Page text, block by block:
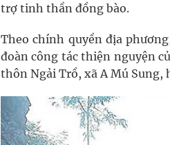
trợ tinh thần đồng bào.
Theo chính quyền địa
đoàn công tác thiện nguyện
thôn Ngải Trồ, xã A Mú Sung,